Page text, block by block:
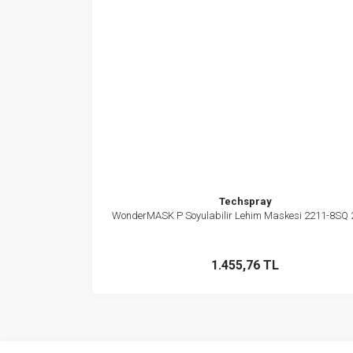
Techspray
WonderMASK P Soyulabilir Lehim Maskesi 2211-8SQ
1.455,76 TL
İncele
Sepete Ekle